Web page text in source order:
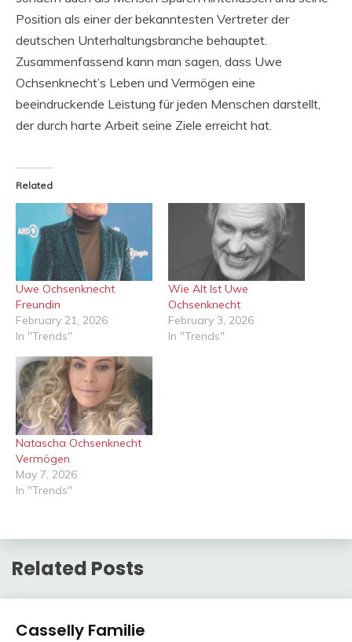
Position als einer der bekanntesten Vertreter der
deutschen Unterhaltungsbranche behauptet.
Zusammenfassend kann man sagen, dass Uwe
Ochsenknecht’s Leben und Vermögen eine
beeindruckende Leistung für jeden Menschen darstellt,
der durch harte Arbeit seine Ziele erreicht hat.
Related
Uwe Ochsenknecht
Freundin
February 21, 2026
In "Trends"
Wie Alt Ist Uwe
Ochsenknecht
February 3, 2026
In "Trends"
Natascha Ochsenknecht
Vermögen
May 7, 2026
In "Trends"
Related Posts
Trends
Casselly Familie